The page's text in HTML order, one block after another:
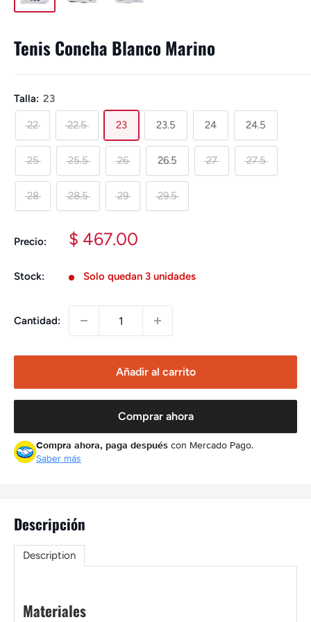
Tenis Concha Blanco Marino
Talla: 23
22 22.5 23 23.5 24 24.5
25 25.5 26 26.5 27 27.5
28 28.5 29 29.5
Precio:
Precio
venta
$ 467.00
Stock: Solo quedan 3 unidades
Cantidad:
Añadir al carrito
Comprar ahora
Compra ahora, paga después con Mercado Pago.
Saber más
Descripción
Description
Materiales